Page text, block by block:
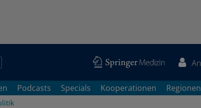
Podcasts Specials Kooperationen Regionen